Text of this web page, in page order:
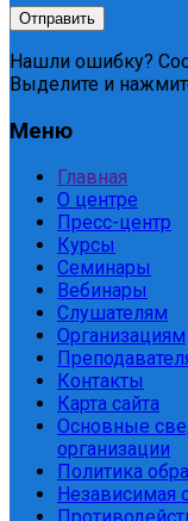
Нашли ошибку?
Выделите и
Меню
Главная
О центре
Пресс-центр
Курсы
Семинары
Вебинары
Слушателям
Организациям
Контакты
Карта сайта
Основные
организации
Политика
Независимая